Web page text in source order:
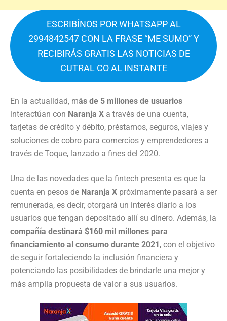
ESCRIBÍNOS POR WHATSAPP AL
2994842547 CON LA FRASE “ME SUMO” Y
RECIBIRÁS GRATIS LAS NOTICIAS DE
CUTRAL CO AL INSTANTE
En la actualidad, más de 5 millones de usuarios
interactúan con Naranja X a través de una cuenta,
tarjetas de crédito y débito, préstamos, seguros, viajes y
soluciones de cobro para comercios y emprendedores a
través de Toque, lanzado a fines del 2020.
Una de las novedades que la fintech presenta es que la
cuenta en pesos de Naranja X próximamente pasará a ser
remunerada, es decir, otorgará un interés diario a los
usuarios que tengan depositado allí su dinero. Además, la
compañía destinará $160 mil millones para
financiamiento al consumo durante 2021, con el objetivo
de seguir fortaleciendo la inclusión financiera y
potenciando las posibilidades de brindarle una mejor y
más amplia propuesta de valor a sus usuarios.